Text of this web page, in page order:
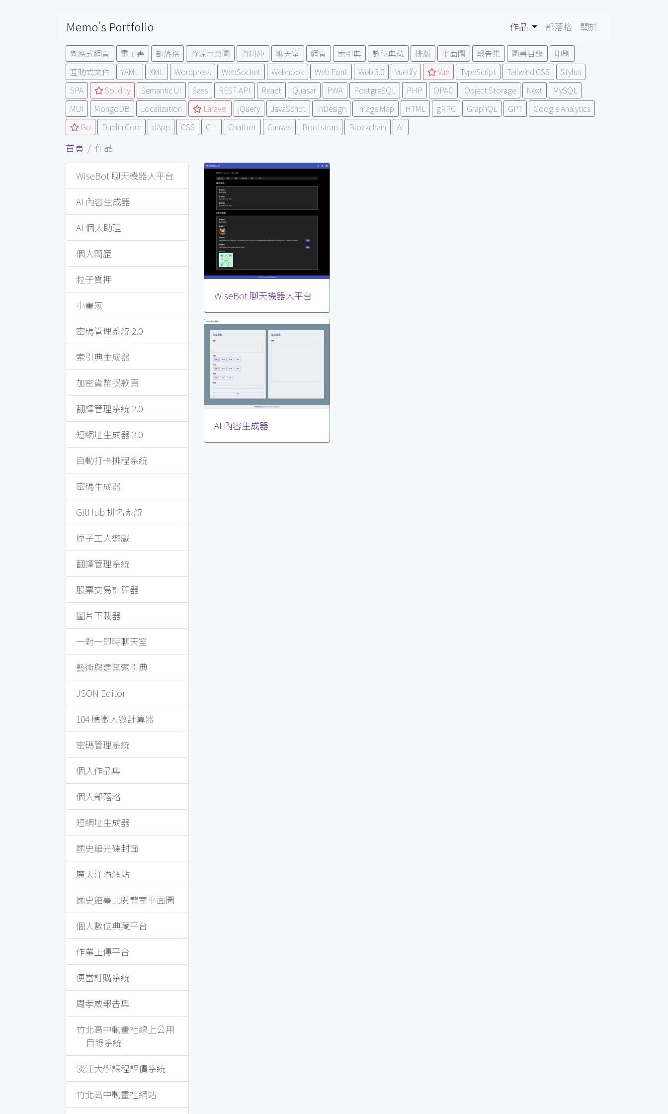
Memo's Portfolio 作品 部落格 關於
響應式網頁 電子書 部落格 資源示意圖 資料庫 聊天室 網頁 索引典 數位典藏 排版 平面圖 報告集 圖書目錄
印刷
互動式文件
YAML XML Wordpress WebSocket Webhook Web Font Web 3.0 Vuetify Vue TypeScript Tailwind CSS
Stylus
SPA
Solidity Semantic UI Sass REST API React Quasar PWA PostgreSQL PHP OPAC Object Storage Next
MySQL
MUI
MongoDB Localization Laravel jQuery JavaScript InDesign Image Map HTML gRPC GraphQL GPT
Google Analytics
Go
Dublin Core dApp CSS CLI Chatbot Canvas Bootstrap Blockchain AI
首頁 作品
WiseBot 聊天機器人平台
AI 內容生成器
WiseBot 聊天機器人平台
AI 內容生成器
AI 個人助理
個人簡歷
粒子質押
小畫家
密碼管理系統 2.0
索引典生成器
加密貨幣捐款頁
翻譯管理系統 2.0
短網址生成器 2.0
自動打卡排程系統
密碼生成器
GitHub 排名系統
原子工人遊戲
翻譯管理系統
股票交易計算器
圖片下載器
一對一即時聊天室
藝術與建築索引典
JSON Editor
104 應徵人數計算器
密碼管理系統
個人作品集
個人部落格
短網址生成器
國史館光碟封面
廣太洋酒網站
國史館臺北閱覽室平面圖
個人數位典藏平台
作業上傳平台
便當訂購系統
周孝威報告集
竹北高中動畫社線上公用
目錄系統
淡江大學課程評價系統
竹北高中動畫社網站